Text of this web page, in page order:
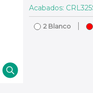
Acabados:
2 Blanco